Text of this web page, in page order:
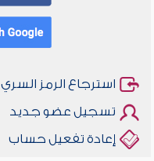
استرجاع الرمز السري
تسجيل عضو جديد
إعادة تفعيل حساب